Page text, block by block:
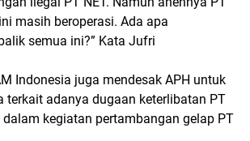
masih beroperasi. Ada apa
semua ini?” Kata Jufri
Indonesia juga mendesak APH untuk
terkait adanya dugaan keterlibatan PT
dalam kegiatan pertambangan gelap PT